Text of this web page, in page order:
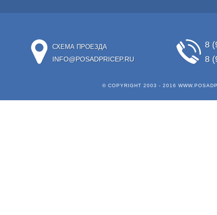
СХЕМА ПРОЕЗДА
INFO@POSADPRICEP.RU
8
8
© COPYRIGHT 2003 - 2016